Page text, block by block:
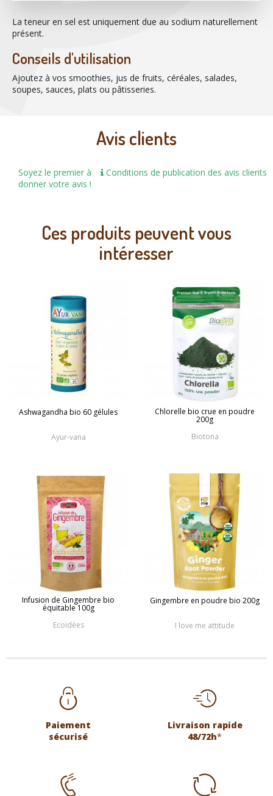
La teneur en sel est uniquement due au sodium naturellement
présent.
Conseils d'utilisation
Ajoutez à vos smoothies, jus de fruits, céréales, salades,
soupes, sauces, plats ou pâtisseries.
Avis clients
Conditions de publication des avis clients
Soyez le premier à
donner votre avis !
Ces produits peuvent vous
intéresser
Ashwagandha bio 60 gélules
Ayur-vana
Chlorelle bio crue en poudre
200g
Biotona
Infusion de Gingembre bio
équitable 100g
Ecoidées
Gingembre en poudre bio 200g
I love me attitude
Paiement
sécurisé
Livraison rapide
48/72h*